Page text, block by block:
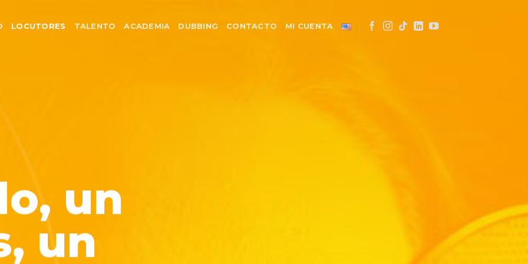
LOCUTORES TALENTO ACADEMIA DUBBING CONTACTO MI CUENTA
un
un